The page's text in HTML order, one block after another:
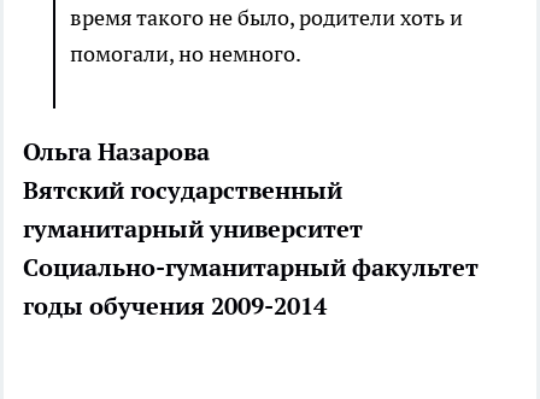
время такого не было, родители хоть и
помогали, но немного.
Ольга Назарова
Вятский государственный
гуманитарный университет
Социально-гуманитарный факультет
годы обучения 2009-2014